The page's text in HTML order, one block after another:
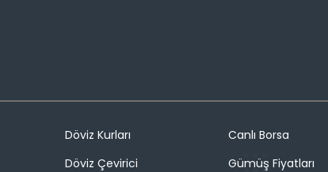
Döviz Kurları
Döviz Çevirici
Canlı Borsa
Gümüş Fiyatları